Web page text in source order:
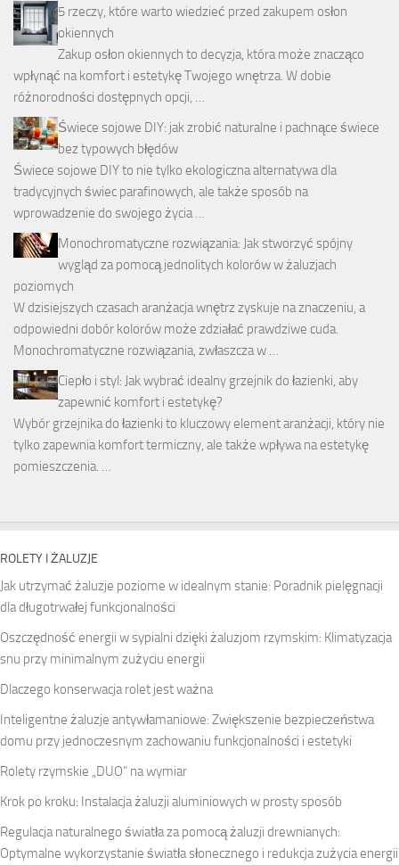
5 rzeczy, które warto wiedzieć przed zakupem osłon
okiennych
Zakup osłon okiennych to decyzja, która może znacząco
wpłynąć na komfort i estetykę Twojego wnętrza. W dobie
różnorodności dostępnych opcji, …
Świece sojowe DIY: jak zrobić naturalne i pachnące świece
bez typowych błędów
Świece sojowe DIY to nie tylko ekologiczna alternatywa dla
tradycyjnych świec parafinowych, ale także sposób na
wprowadzenie do swojego życia …
Monochromatyczne rozwiązania: Jak stworzyć spójny
wygląd za pomocą jednolitych kolorów w żaluzjach
poziomych
W dzisiejszych czasach aranżacja wnętrz zyskuje na znaczeniu, a
odpowiedni dobór kolorów może zdziałać prawdziwe cuda.
Monochromatyczne rozwiązania, zwłaszcza w …
Ciepło i styl: Jak wybrać idealny grzejnik do łazienki, aby
zapewnić komfort i estetykę?
Wybór grzejnika do łazienki to kluczowy element aranżacji, który nie
tylko zapewnia komfort termiczny, ale także wpływa na estetykę
pomieszczenia. …
ROLETY I ŻALUZJE
Jak utrzymać żaluzje poziome w idealnym stanie: Poradnik pielęgnacji
dla długotrwałej funkcjonalności
Oszczędność energii w sypialni dzięki żaluzjom rzymskim: Klimatyzacja
snu przy minimalnym zużyciu energii
Dlaczego konserwacja rolet jest ważna
Inteligentne żaluzje antywłamaniowe: Zwiększenie bezpieczeństwa
domu przy jednoczesnym zachowaniu funkcjonalności i estetyki
Rolety rzymskie „DUO” na wymiar
Krok po kroku: Instalacja żaluzji aluminiowych w prosty sposób
Regulacja naturalnego światła za pomocą żaluzji drewnianych:
Optymalne wykorzystanie światła słonecznego i redukcja zużycia energii